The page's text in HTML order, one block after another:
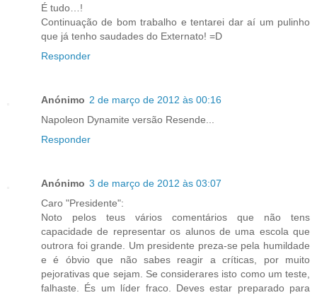
É tudo…!
Continuação de bom trabalho e tentarei dar aí um pulinho
que já tenho saudades do Externato! =D
Responder
Anónimo 2 de março de 2012 às 00:16
Napoleon Dynamite versão Resende...
Responder
Anónimo 3 de março de 2012 às 03:07
Caro "Presidente":
Noto pelos teus vários comentários que não tens
capacidade de representar os alunos de uma escola que
outrora foi grande. Um presidente preza-se pela humildade
e é óbvio que não sabes reagir a críticas, por muito
pejorativas que sejam. Se considerares isto como um teste,
falhaste. És um líder fraco. Deves estar preparado para